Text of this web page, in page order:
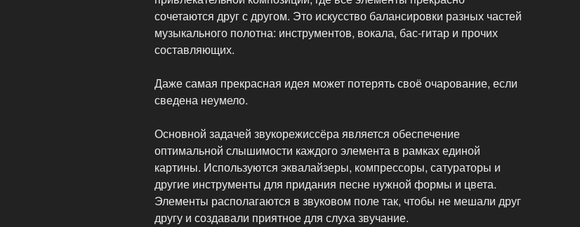
сочетаются друг с другом. Это искусство балансировки разных частей
музыкального полотна: инструментов, вокала, бас-гитар и прочих
составляющих.
Даже самая прекрасная идея может потерять своё очарование, если
сведена неумело.
Основной задачей звукорежиссёра является обеспечение
оптимальной слышимости каждого элемента в рамках единой
картины. Используются эквалайзеры, компрессоры, сатураторы и
другие инструменты для придания песне нужной формы и цвета.
Элементы располагаются в звуковом поле так, чтобы не мешали друг
другу и создавали приятное для слуха звучание.